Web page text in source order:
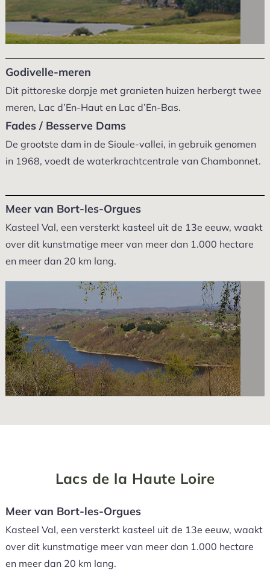
Godivelle-meren
Dit pittoreske dorpje met granieten huizen herbergt twee
meren, Lac d’En-Haut en Lac d’En-Bas.
Fades / Besserve Dams
De grootste dam in de Sioule-vallei, in gebruik genomen
in 1968, voedt de waterkrachtcentrale van Chambonnet.
Meer van Bort-les-Orgues
Kasteel Val, een versterkt kasteel uit de 13e eeuw, waakt
over dit kunstmatige meer van meer dan 1.000 hectare
en meer dan 20 km lang.
Lacs de la Haute Loire
Meer van Bort-les-Orgues
Kasteel Val, een versterkt kasteel uit de 13e eeuw, waakt
over dit kunstmatige meer van meer dan 1.000 hectare
en meer dan 20 km lang.